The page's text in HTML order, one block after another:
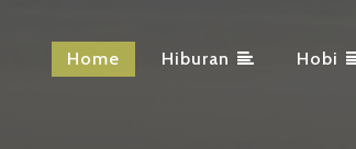
Home Hiburan Hobi